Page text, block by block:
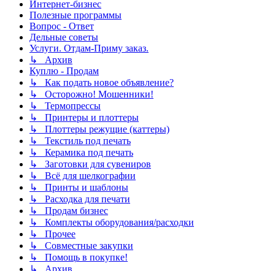
Интернет-бизнес
Полезные программы
Вопрос - Ответ
Дельные советы
Услуги. Отдам-Приму заказ.
↳ Архив
Куплю - Продам
↳ Как подать новое объявление?
↳ Осторожно! Мошенники!
↳ Термопрессы
↳ Принтеры и плоттеры
↳ Плоттеры режущие (каттеры)
↳ Текстиль под печать
↳ Керамика под печать
↳ Заготовки для сувениров
↳ Всё для шелкографии
↳ Принты и шаблоны
↳ Расходка для печати
↳ Продам бизнес
↳ Комплекты оборудования/расходки
↳ Прочее
↳ Совместные закупки
↳ Помощь в покупке!
↳ Архив